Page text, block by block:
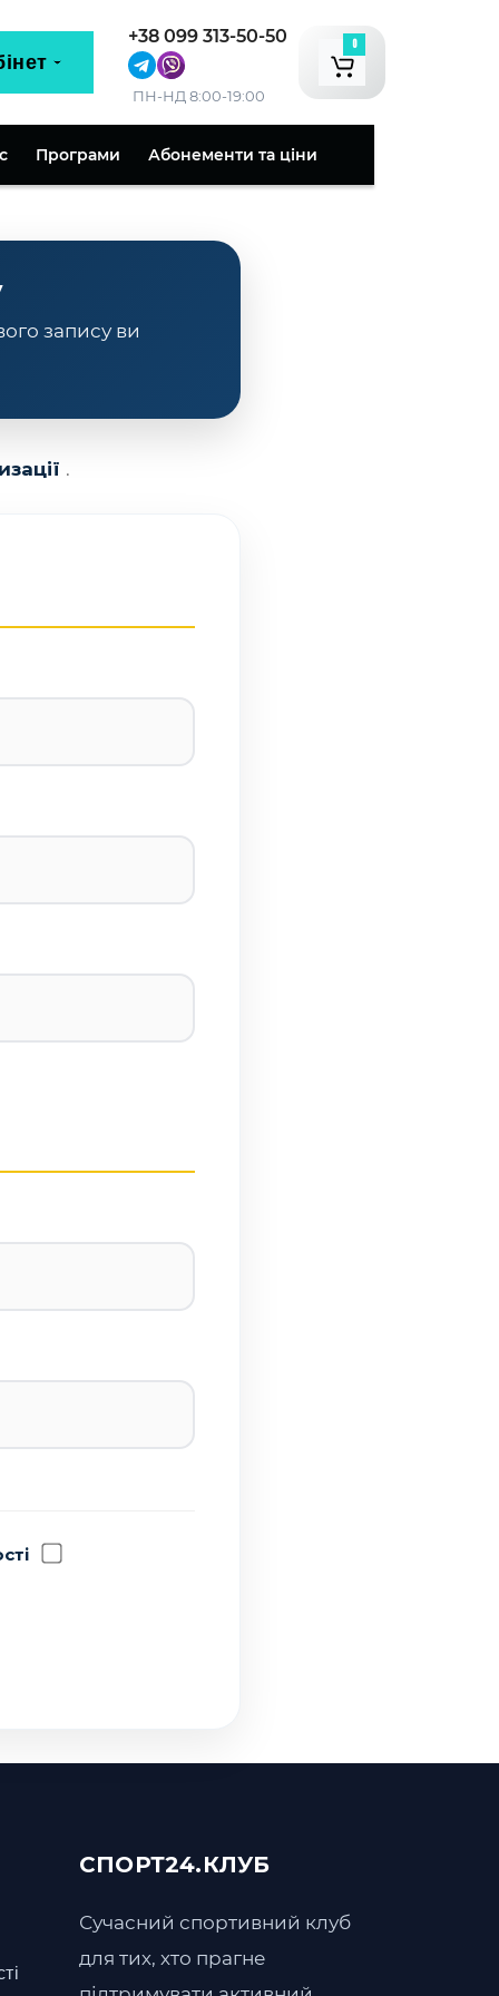
+38 099 313-50-50
ПН-НД 8:00-19:00
0
Програми Абонементи та ціни
запису ви
.
СПОРТ24.КЛУБ
Сучасний спортивний клуб
для тих, хто прагне